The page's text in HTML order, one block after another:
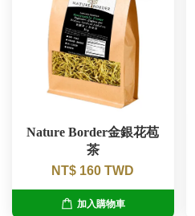
Nature Border金銀花苞
茶
NT$ 160 TWD
加入購物車